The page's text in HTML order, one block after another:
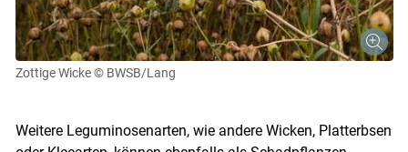
Zottige Wicke © BWSB/Lang
Weitere Leguminosenarten, wie andere Wicken, Platterbsen